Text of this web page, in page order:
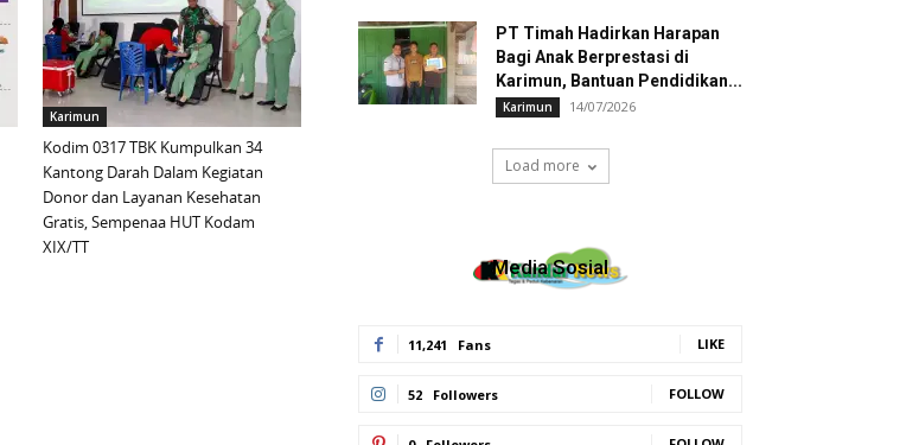
Karimun
Kodim 0317 TBK Kumpulkan 34
Kantong Darah Dalam Kegiatan
Donor dan Layanan Kesehatan
Gratis, Sempenaa HUT Kodam
XIX/TT
PT Timah Hadirkan Harapan
Bagi Anak Berprestasi di
Karimun, Bantuan Pendidikan...
Karimun 14/07/2026
Load more
Media Sosial
11,241 Fans LIKE
52 Followers FOLLOW